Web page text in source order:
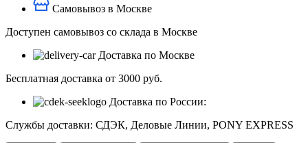
Самовывоз в Москве
Доступен самовывоз со склада в Москве
Доставка по Москве
Бесплатная доставка от 3000 руб.
Доставка по России:
Службы доставки: СДЭК, Деловые Линии, PONY EXPRESS